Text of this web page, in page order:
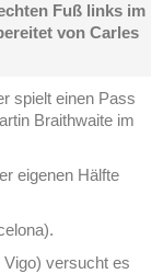
Fuß links im
von Carles
spielt einen Pass
Braithwaite im
eigenen Hälfte
versucht es